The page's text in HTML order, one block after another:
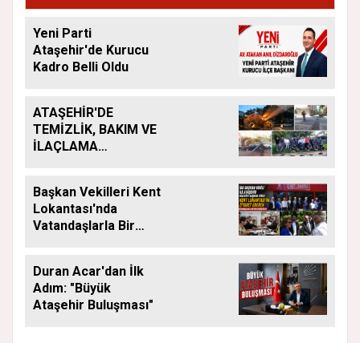
Yeni Parti
Ataşehir'de Kurucu
Kadro Belli Oldu
ATAŞEHİR'DE
TEMİZLİK, BAKIM VE
İLAÇLAMA
Başkan Vekilleri Kent
Lokantası'nda
Vatandaşlarla Bir
Duran Acar'dan İlk
Adım: "Büyük
Ataşehir Buluşması"